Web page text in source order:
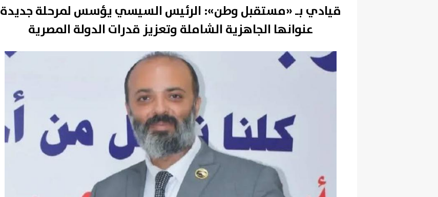
قيادي بـ «مستقبل وطن»: الرئيس السيسي يؤسس لمرحلة جديدة
عنوانها الجاهزية الشاملة وتعزيز قدرات الدولة المصرية